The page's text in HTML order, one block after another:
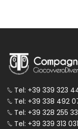
Tel: +39 339 323
Tel: +39 338 492
Tel: +39 328 255
Tel: +39 339 313